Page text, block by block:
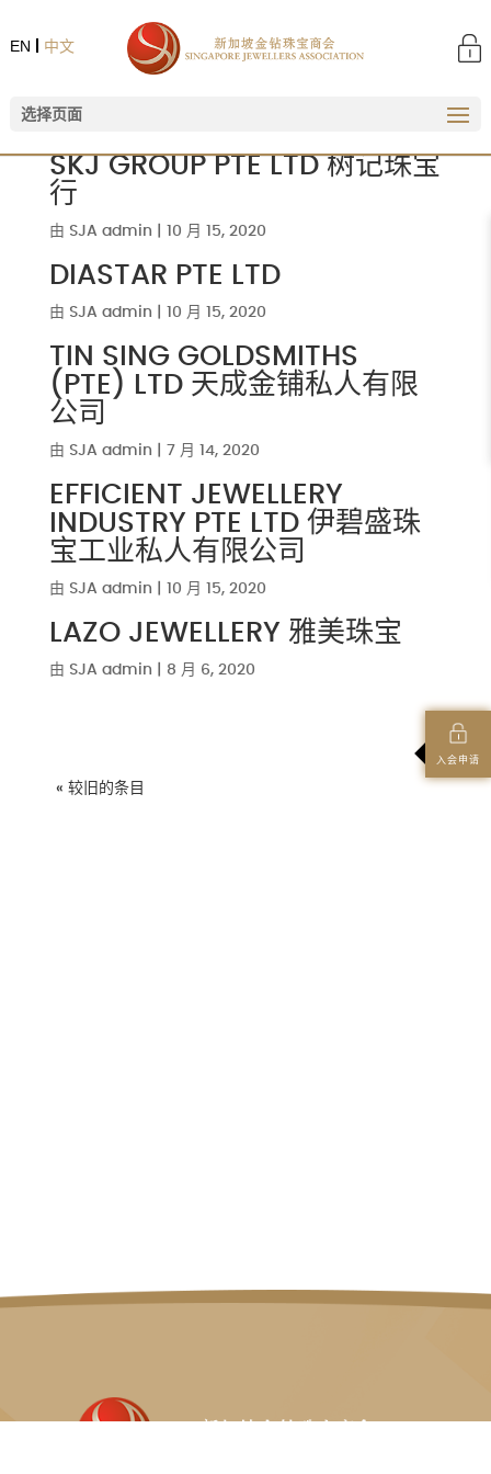
中文
EN
选择页面
入会申请
SKJ GROUP PTE LTD 树记珠宝
行
由 SJA admin 10 月 15, 2020
DIASTAR PTE LTD
由 SJA admin 10 月 15, 2020
TIN SING GOLDSMITHS
(PTE) LTD 天成金铺私人有限
公司
由 SJA admin 7 月 14, 2020
EFFICIENT JEWELLERY
INDUSTRY PTE LTD 伊碧盛珠
宝工业私人有限公司
由 SJA admin 10 月 15, 2020
LAZO JEWELLERY 雅美珠宝
由 SJA admin 8 月 6, 2020
« 较旧的条目